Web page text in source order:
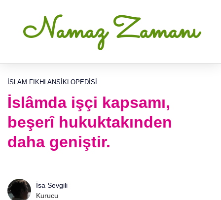
Namaz Zamanı
İSLAM FIKHI ANSIKLOPEDISI
İslâmda işçi kapsamı,
beşerî hukuktakınden
daha geniştir.
İsa Sevgili
Kurucu